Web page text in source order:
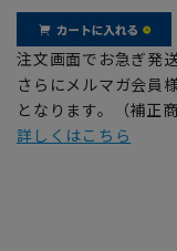
注文画面でお急ぎ発
さらにメルマガ会員
となります。（補正
詳しくはこちら